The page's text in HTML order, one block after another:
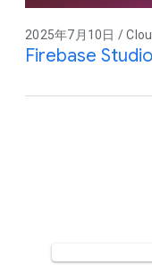
2025年7月10日 /
Firebase